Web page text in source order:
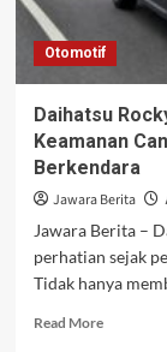
Bersih
Otomotif
Daihatsu
Keamanan
Berkendara
Jawara Berita
Jawara Berita –
perhatian sejak
Tidak hanya
Read MoreRead